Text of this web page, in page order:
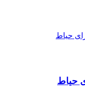
حیاط